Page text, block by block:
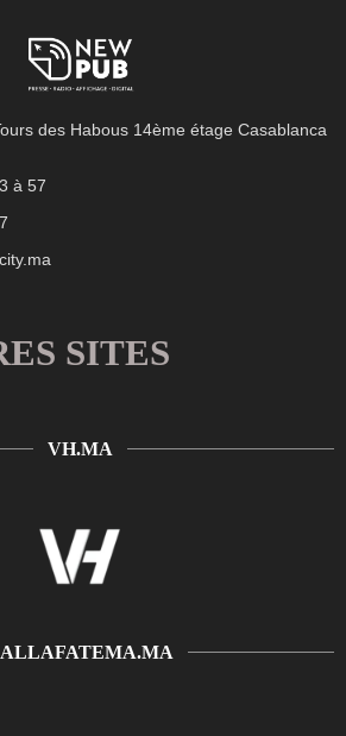
des Habous 14ème étage Casablanca
à 57
SITES
VH.MA